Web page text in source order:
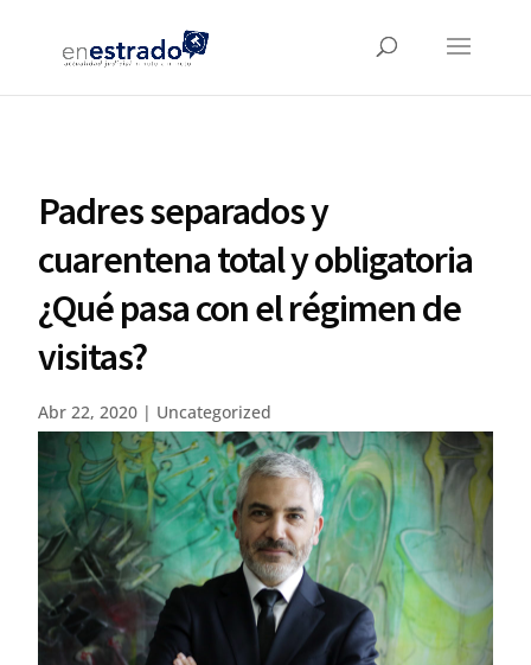
Padres separados y
cuarentena total y obligatoria
¿Qué pasa con el régimen de
visitas?
Abr 22, 2020 | Uncategorized